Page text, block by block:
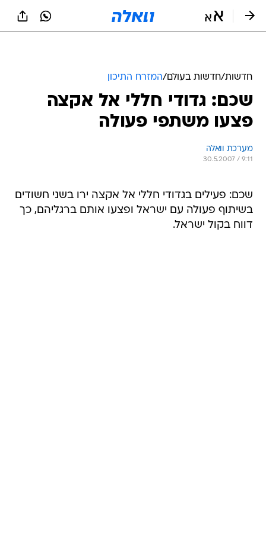
חדשות/חדשות בעולם/המזרח התיכון
שכם: גדודי חללי אל אקצה
פצעו משתפי פעולה
מערכת וואלה
30.5.2007 / 9:11
שכם: פעילים בגדודי חללי אל אקצה ירו בשני חשודים
בשיתוף פעולה עם ישראל ופצעו אותם ברגליהם, כך
דווח בקול ישראל.